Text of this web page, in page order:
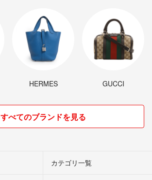
HERMES GUCCI
すべてのブランドを見る
カテゴリ一覧